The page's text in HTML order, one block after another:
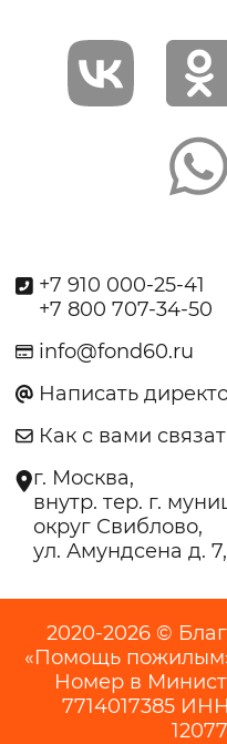
+7 910 000-25-41
+7 800 707-34-50
info@fond60.ru
Написать
Как с вами
г. Москва,
внутр. тер. г.
округ Свиблово,
ул. Амундсена д.
2020-2026 ©
«Помощь
Номер в
7714017385